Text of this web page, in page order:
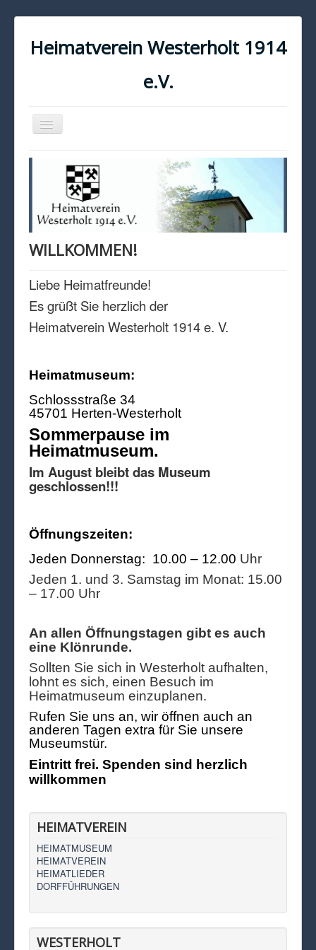
Heimatverein Westerholt 1914
e.V.
Navigation
an/aus
KONTAKT
IMPRESSUM
DATENSCHUTZ
WILLKOMMEN!
Liebe Heimatfreunde!
Es grüßt Sie herzlich der
Heimatverein Westerholt 1914 e. V.
Heimatmuseum:
Schlossstraße 34
45701 Herten-Westerholt
Sommerpause im
Heimatmuseum.
Im August bleibt das Museum
geschlossen!!!
Öffnungszeiten:
Jeden Donnerstag: 10.00 – 12.00 Uhr
Jeden 1. und 3. Samstag im Monat: 15.00
– 17.00 Uhr
An allen Öffnungstagen gibt es auch
eine Klönrunde.
Sollten Sie sich in Westerholt aufhalten,
lohnt es sich, einen Besuch im
Heimatmuseum einzuplanen.
Rufen Sie uns an, wir öffnen auch an
anderen Tagen extra für Sie unsere
Museumstür.
Eintritt frei. Spenden sind herzlich
willkommen
HEIMATVEREIN
HEIMATMUSEUM
HEIMATVEREIN
HEIMATLIEDER
DORFFÜHRUNGEN
WESTERHOLT